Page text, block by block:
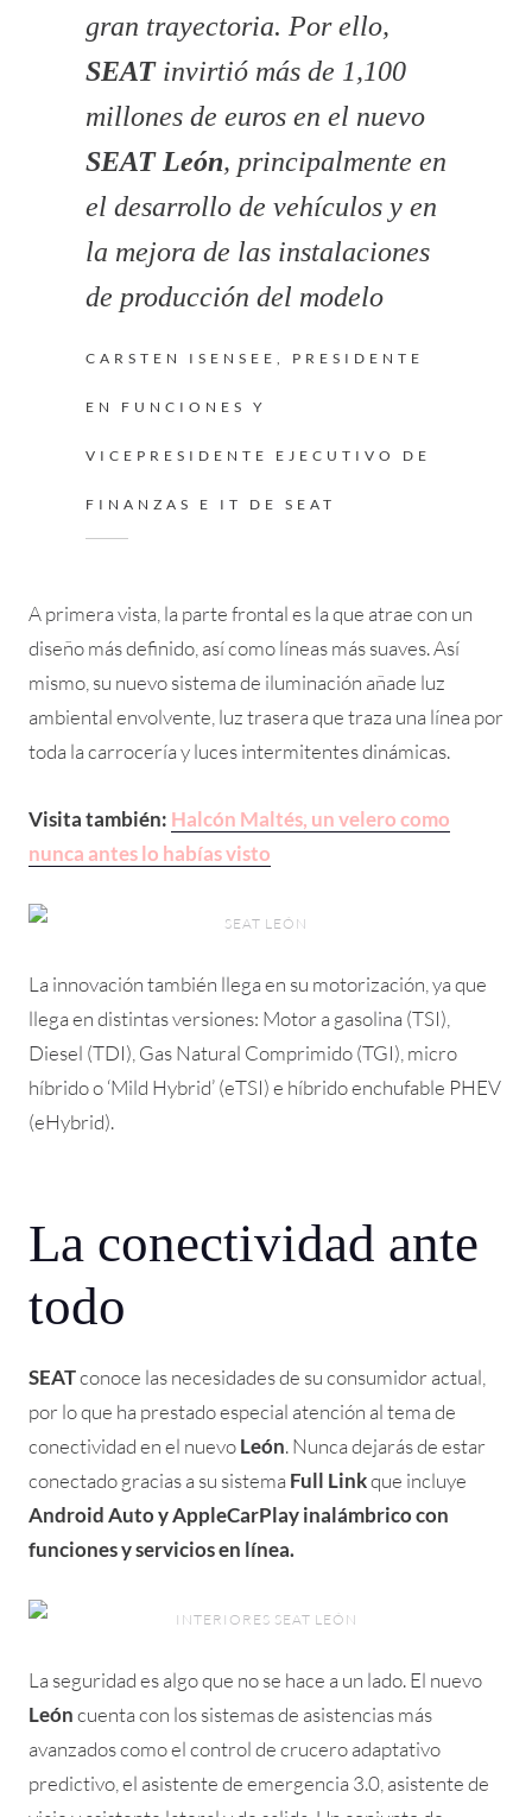
gran trayectoria. Por ello,
SEATinvirtió más de 1,100
millones de euros en el nuevo
SEAT León, principalmente en
el desarrollo de vehículos y en
la mejora de las instalaciones
de producción del modelo
CARSTEN ISENSEE, PRESIDENTE
EN FUNCIONES Y
VICEPRESIDENTE EJECUTIVO DE
FINANZAS E IT DE SEAT
A primera vista, la parte frontal es la que atrae con un
diseño más definido, así como líneas más suaves. Así
mismo, su nuevo sistema de iluminación añade luz
ambiental envolvente, luz trasera que traza una línea por
toda la carrocería y luces intermitentes dinámicas.
Visita también: Halcón Maltés, un velero como
nunca antes lo habías visto
SEAT LEÓN
La innovación también llega en su motorización, ya que
llega en distintas versiones: Motor a gasolina (TSI),
Diesel (TDI), Gas Natural Comprimido (TGI), micro
híbrido o ‘Mild Hybrid’ (eTSI) e híbrido enchufable PHEV
(eHybrid).
La conectividad ante
todo
SEATconoce las necesidades de su consumidor actual,
por lo que ha prestado especial atención al tema de
conectividad en el nuevoLeón. Nunca dejarás de estar
conectado gracias a su sistema Full Linkque incluye
Android Auto y AppleCarPlay inalámbrico con
funciones y servicios en línea.
INTERIORES SEAT LEÓN
La seguridad es algo que no se hace a un lado. El nuevo
Leóncuenta con los sistemas de asistencias más
avanzados como el control de crucero adaptativo
predictivo, el asistente de emergencia 3.0, asistente de